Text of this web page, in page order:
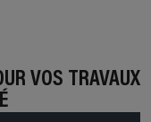
VOS TRAVAUX